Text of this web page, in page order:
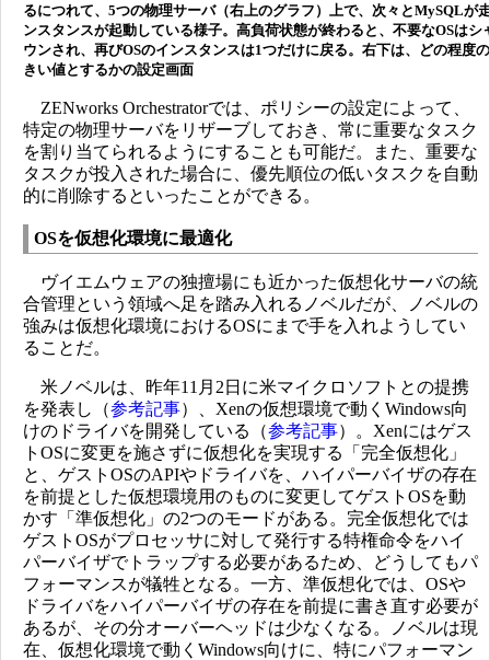
るにつれて、5つの物理サーバ（右上のグラフ）上で、次々とMySQLが
ンスタンスが起動している様子。高負荷状態が終わると、不要なOSはシ
ウンされ、再びOSのインスタンスは1つだけに戻る。右下は、どの程度
きい値とするかの設定画面
ZENworks Orchestratorでは、ポリシーの設定によって、
特定の物理サーバをリザーブしておき、常に重要なタスク
を割り当てられるようにすることも可能だ。また、重要な
タスクが投入された場合に、優先順位の低いタスクを自動
的に削除するといったことができる。
OSを仮想化環境に最適化
ヴイエムウェアの独擅場にも近かった仮想化サーバの統
合管理という領域へ足を踏み入れるノベルだが、ノベルの
強みは仮想化環境におけるOSにまで手を入れようしてい
ることだ。
米ノベルは、昨年11月2日に米マイクロソフトとの提携
を発表し（参考記事）、Xenの仮想環境で動くWindows向
けのドライバを開発している（参考記事）。Xenにはゲス
トOSに変更を施さずに仮想化を実現する「完全仮想化」
と、ゲストOSのAPIやドライバを、ハイパーバイザの存在
を前提とした仮想環境用のものに変更してゲストOSを動
かす「準仮想化」の2つのモードがある。完全仮想化では
ゲストOSがプロセッサに対して発行する特権命令をハイ
パーバイザでトラップする必要があるため、どうしてもパ
フォーマンスが犠牲となる。一方、準仮想化では、OSや
ドライバをハイパーバイザの存在を前提に書き直す必要が
あるが、その分オーバーヘッドは少なくなる。ノベルは現
在、仮想化環境で動くWindows向けに、特にパフォーマン